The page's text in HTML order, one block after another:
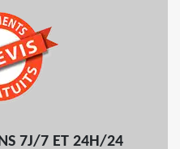
7J/7 ET 24H/24